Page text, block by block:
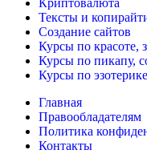
Криптовалюта
Тексты и
Создание сайтов
Курсы по красоте,
Курсы по пикапу,
Курсы по
Главная
Правообладателям
Политика
Контакты